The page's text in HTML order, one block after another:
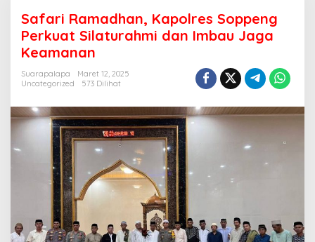
Kapolres
Soppeng
Jaga
Keamanan
Safari Ramadhan, Kapolres Soppeng
Perkuat Silaturahmi dan Imbau Jaga
Keamanan
Suarapalapa
Maret 12, 2025
Uncategorized
573 Dilihat